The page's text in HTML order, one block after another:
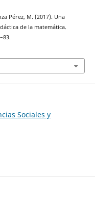
Pérez, M. (2017). Una
de la matemática.
Sociales y